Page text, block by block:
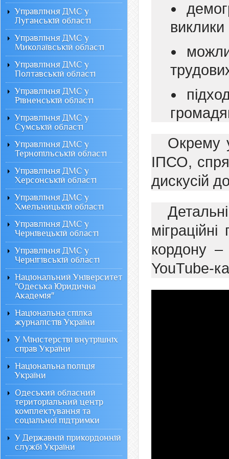
виклики
Окрему
ІПСО,
дискусій
кордону
YouTube-
Управління ДМС у
Луганській області
Управління ДМС у
Миколаївській області
Управління ДМС у
Полтавській області
Управління ДМС у
Рівненській області
Управління ДМС у
Сумській області
Управління ДМС у
Тернопільській області
Управління ДМС у
Херсонській області
Управління ДМС у
Хмельницькій області
Управління ДМС у
Чернівецькій області
Управління ДМС у
Чернігівській області
Національний Університет
"Одеська Юридична
Академія"
Національна спілка
журналістів України
У Міністерстві внутрішніх
справ України
Національна поліція
України
Одеський обласний
територіальний центр
комплектування та
соціальної підтримки
У Державній прикордонній
службі України